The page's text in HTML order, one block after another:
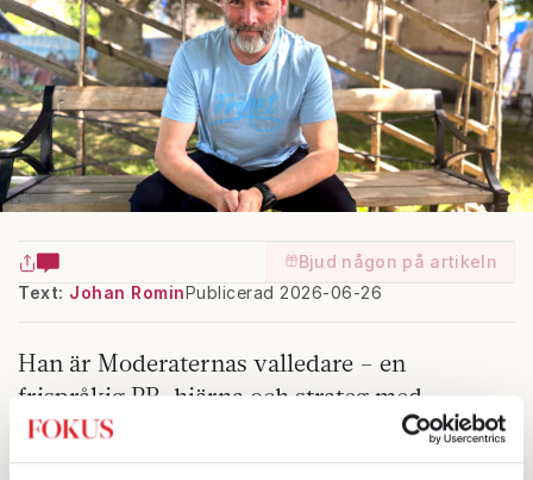
Bjud någon på artikeln
Text: Johan RominPublicerad 2026-06-26
Han är Moderaternas valledare – en
frispråkig PR-hjärna och strateg med
bakgrund som filmare. Nu är det han som ska
vända opinionsunderläget till valvinst.